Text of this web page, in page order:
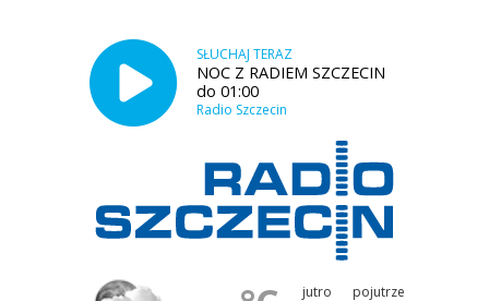
SŁUCHAJ TERAZ
NOC Z RADIEM SZCZECIN
do 01:00
Radio Szczecin
jutro pojutrze